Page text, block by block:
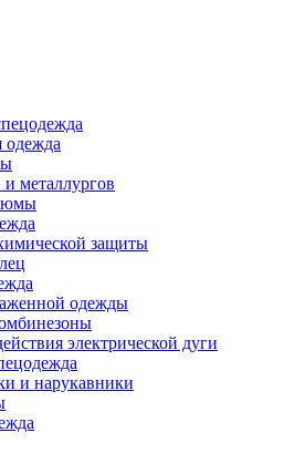
одежда
металлургов
защиты
одежды
электрической дуги
и нарукавники